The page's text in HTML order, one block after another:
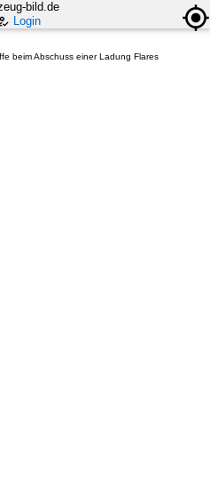
bild.de
Login
beim Abschuss einer Ladung Flares